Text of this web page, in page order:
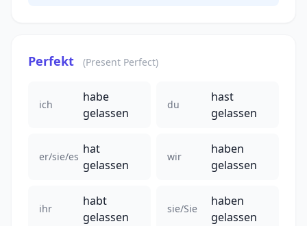
Perfekt (Present Perfect)
ich
habe
gelassen
du
hast
gelassen
er/sie/es
hat
gelassen
wir
haben
gelassen
ihr
habt
gelassen
sie/Sie
haben
gelassen